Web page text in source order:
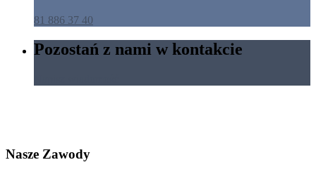
81 886 37 40
Pozostań z nami w kontakcie
Nasze Zawody